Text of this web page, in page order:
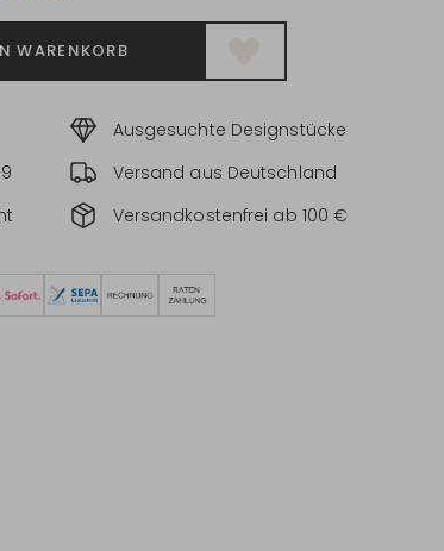
WARENKORB
Ausgesuchte Designstücke
Versand aus Deutschland
Versandkostenfrei ab 100 €